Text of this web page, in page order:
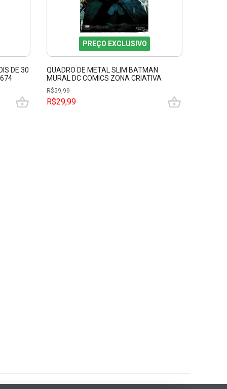
DE 30
PREÇO EXCLUSIVO
QUADRO DE METAL SLIM BATMAN
MURAL DC COMICS ZONA CRIATIVA
10082643
R$59,99
R$29,99